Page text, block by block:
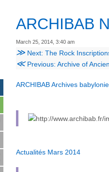
ARCHIBAB
March 25, 2014, 3:40 am
≫ Next: The Rock
≪Previous: Archive of Ancient
ARCHIBAB Archives
Actualités Mars 2014